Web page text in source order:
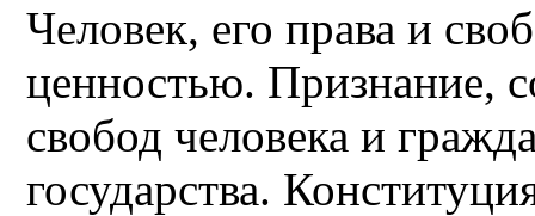
Человек, его права и
ценностью. Признание,
свобод человека и
государства.